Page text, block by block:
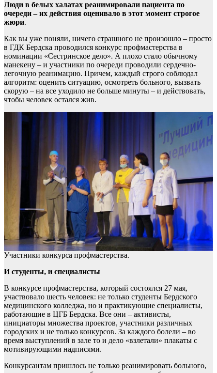
Люди в белых халатах реанимировали пациента по
очереди – их действия оценивало в этот момент строгое
жюри.
Как вы уже поняли, ничего страшного не произошло – просто
в ГДК Бердска проводился конкурс профмастерства в
номинации «Сестринское дело». А плохо стало обычному
манекену – и участники по очереди проводили сердечно-
легочную реанимацию. Причем, каждый строго соблюдал
алгоритм: оценить ситуацию, осмотреть больного, вызвать
скорую – на все уходило не больше минуты – и действовать,
чтобы человек остался жив.
Участники конкурса профмастерства.
И студенты, и специалисты
В конкурсе профмастерства, который состоялся 27 мая,
участвовало шесть человек: не только студенты Бердского
медицинского колледжа, но и практикующие специалисты,
работающие в ЦГБ Бердска. Все они – активисты,
инициаторы множества проектов, участники различных
городских и не только конкурсов. За каждого болели – во
время выступлений в зале то и дело «взлетали» плакаты с
мотивирующими надписями.
Конкурсантам пришлось не только реанимировать больного,